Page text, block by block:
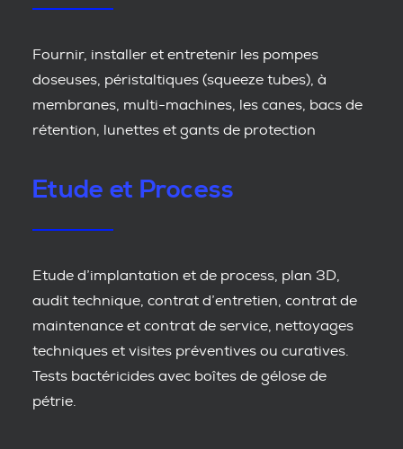
Fournir, installer et entretenir les pompes
doseuses, péristaltiques (squeeze tubes), à
membranes, multi-machines, les canes, bacs de
rétention, lunettes et gants de protection
Etude et Process
Etude d’implantation et de process, plan 3D,
audit technique, contrat d’entretien, contrat de
maintenance et contrat de service, nettoyages
techniques et visites préventives ou curatives.
Tests bactéricides avec boîtes de gélose de
pétrie.